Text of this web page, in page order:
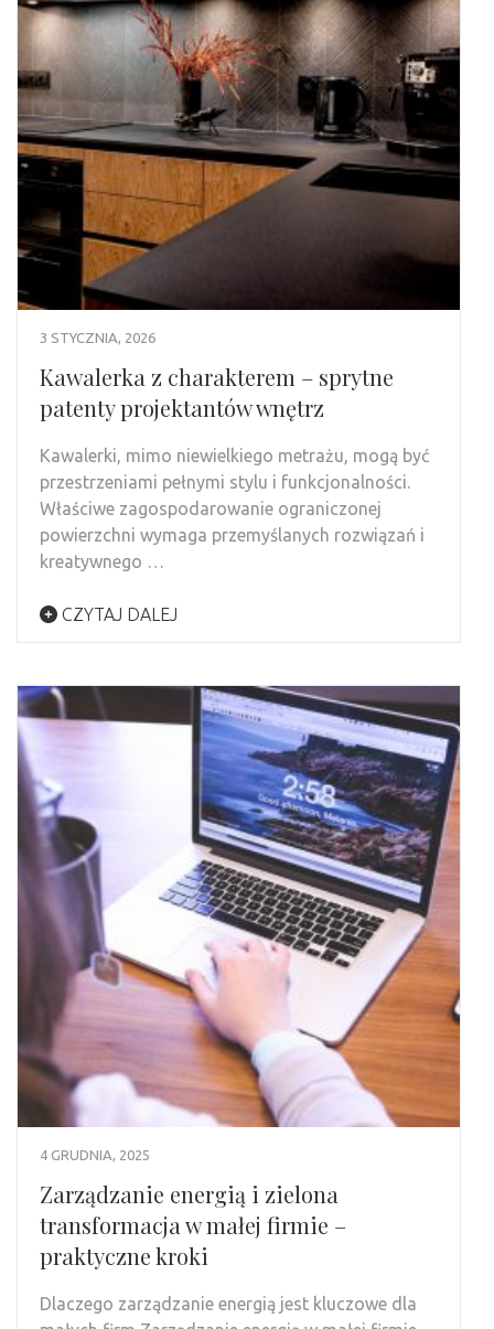
3 STYCZNIA, 2026
Kawalerka z charakterem – sprytne
patenty projektantów wnętrz
Kawalerki, mimo niewielkiego metrażu, mogą być
przestrzeniami pełnymi stylu i funkcjonalności.
Właściwe zagospodarowanie ograniczonej
powierzchni wymaga przemyślanych rozwiązań i
kreatywnego …
CZYTAJ DALEJ
4 GRUDNIA, 2025
Zarządzanie energią i zielona
transformacja w małej firmie –
praktyczne kroki
Dlaczego zarządzanie energią jest kluczowe dla